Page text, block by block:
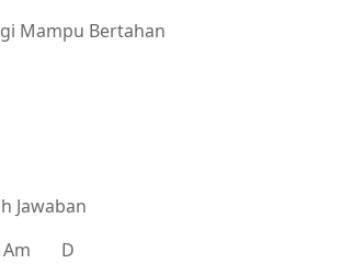
Mampu Bertahan
Jawaban
D